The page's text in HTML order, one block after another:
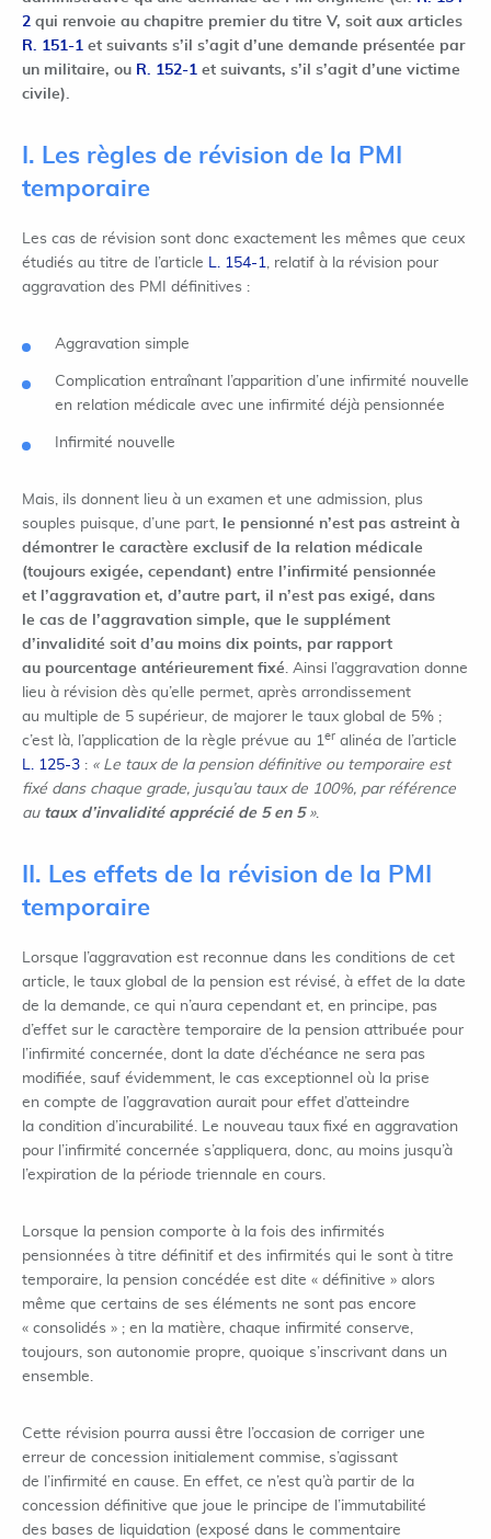
2 qui renvoie au chapitre premier du titre V, soit aux articles
R. 151-1 et suivants s’il s’agit d’une demande présentée par
un militaire, ou R. 152-1 et suivants, s’il s’agit d’une victime
civile).
I. Les règles de révision de la PMI
temporaire
Les cas de révision sont donc exactement les mêmes que ceux
étudiés au titre de l’article L. 154-1, relatif à la révision pour
aggravation des PMI définitives :
Aggravation simple
Complication entraînant l’apparition d’une infirmité nouvelle
en relation médicale avec une infirmité déjà pensionnée
Infirmité nouvelle
Mais, ils donnent lieu à un examen et une admission, plus
souples puisque, d’une part, le pensionné n’est pas astreint à
démontrer le caractère exclusif de la relation médicale
(toujours exigée, cependant) entre l’infirmité pensionnée
et l’aggravation et, d’autre part, il n’est pas exigé, dans
le cas de l’aggravation simple, que le supplément
d’invalidité soit d’au moins dix points, par rapport
au pourcentage antérieurement fixé. Ainsi l’aggravation donne
lieu à révision dès qu’elle permet, après arrondissement
au multiple de 5 supérieur, de majorer le taux global de 5% ;
c’est là, l’application de la règle prévue au 1er alinéa de l’article
L. 125-3 : « Le taux de la pension définitive ou temporaire est
fixé dans chaque grade, jusqu’au taux de 100%, par référence
au taux d’invalidité apprécié de 5 en 5».
II. Les effets de la révision de la PMI
temporaire
Lorsque l’aggravation est reconnue dans les conditions de cet
article, le taux global de la pension est révisé, à effet de la date
de la demande, ce qui n’aura cependant et, en principe, pas
d’effet sur le caractère temporaire de la pension attribuée pour
l’infirmité concernée, dont la date d’échéance ne sera pas
modifiée, sauf évidemment, le cas exceptionnel où la prise
en compte de l’aggravation aurait pour effet d’atteindre
la condition d’incurabilité. Le nouveau taux fixé en aggravation
pour l’infirmité concernée s’appliquera, donc, au moins jusqu’à
l’expiration de la période triennale en cours.
Lorsque la pension comporte à la fois des infirmités
pensionnées à titre définitif et des infirmités qui le sont à titre
temporaire, la pension concédée est dite « définitive » alors
même que certains de ses éléments ne sont pas encore
« consolidés » ; en la matière, chaque infirmité conserve,
toujours, son autonomie propre, quoique s’inscrivant dans un
ensemble.
Cette révision pourra aussi être l’occasion de corriger une
erreur de concession initialement commise, s’agissant
de l’infirmité en cause. En effet, ce n’est qu’à partir de la
concession définitive que joue le principe de l’immutabilité
des bases de liquidation (exposé dans le commentaire